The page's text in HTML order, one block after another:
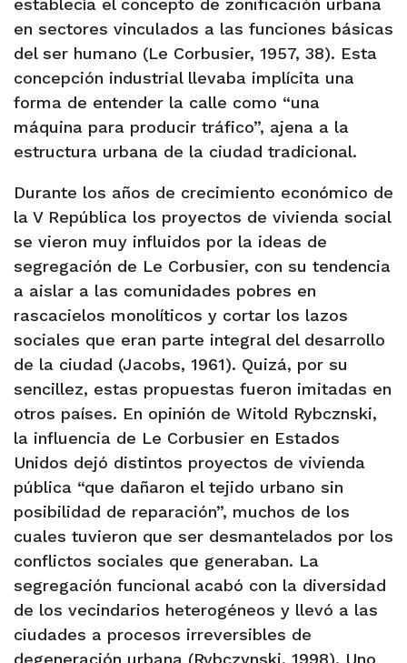
establecía el concepto de zonificación urbana
en sectores vinculados a las funciones básicas
del ser humano (Le Corbusier, 1957, 38). Esta
concepción industrial llevaba implícita una
forma de entender la calle como “una
máquina para producir tráfico”, ajena a la
estructura urbana de la ciudad tradicional.
Durante los años de crecimiento económico de
la V República los proyectos de vivienda social
se vieron muy influidos por la ideas de
segregación de Le Corbusier, con su tendencia
a aislar a las comunidades pobres en
rascacielos monolíticos y cortar los lazos
sociales que eran parte integral del desarrollo
de la ciudad (Jacobs, 1961). Quizá, por su
sencillez, estas propuestas fueron imitadas en
otros países. En opinión de Witold Rybcznski,
la influencia de Le Corbusier en Estados
Unidos dejó distintos proyectos de vivienda
pública “que dañaron el tejido urbano sin
posibilidad de reparación”, muchos de los
cuales tuvieron que ser desmantelados por los
conflictos sociales que generaban. La
segregación funcional acabó con la diversidad
de los vecindarios heterogéneos y llevó a las
ciudades a procesos irreversibles de
degeneración urbana (Rybczynski, 1998). Uno